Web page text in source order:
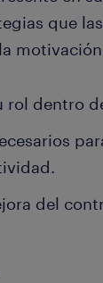
que
rol dentro
del